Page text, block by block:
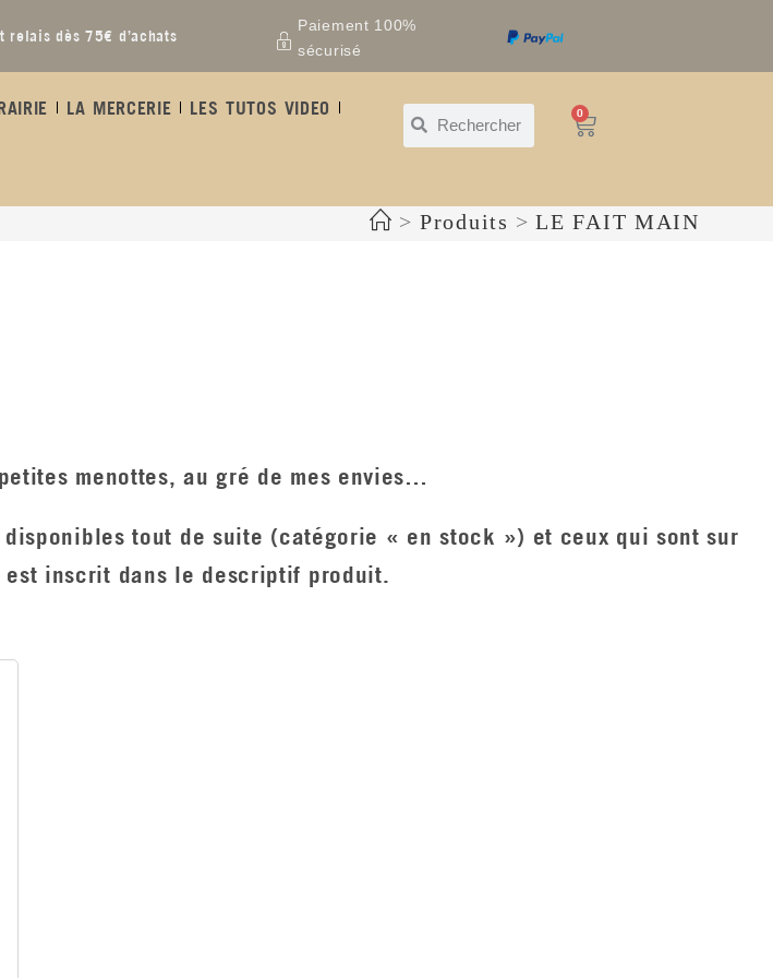
relais dès 75€ d’achats
Paiement 100%
sécurisé
LA MERCERIE
LES TUTOS VIDEO
0
> Produits > LE FAIT MAIN
menottes, au gré de mes envies…
tout de suite (catégorie « en stock ») et ceux qui sont sur
inscrit dans le descriptif produit.